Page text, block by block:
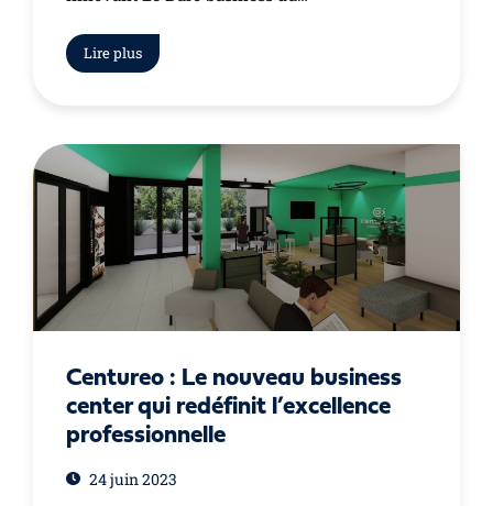
Lire plus
Centureo : Le nouveau business
center qui redéfinit l’excellence
professionnelle
24 juin 2023